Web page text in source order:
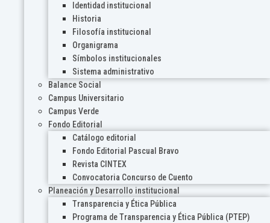
Identidad institucional
Historia
Filosofía institucional
Organigrama
Símbolos institucionales
Sistema administrativo
Balance Social
Campus Universitario
Campus Verde
Fondo Editorial
Catálogo editorial
Fondo Editorial Pascual Bravo
Revista CINTEX
Convocatoria Concurso de Cuento
Planeación y Desarrollo institucional
Transparencia y Ética Pública
Programa de Transparencia y Ética Pública (PTEP)